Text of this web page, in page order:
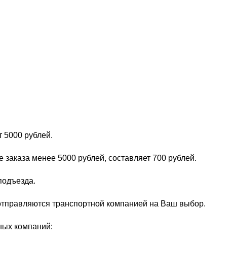
5000 рублей.
менее 5000 рублей, составляет 700 рублей.
транспортной компанией на Ваш выбор.
компаний: